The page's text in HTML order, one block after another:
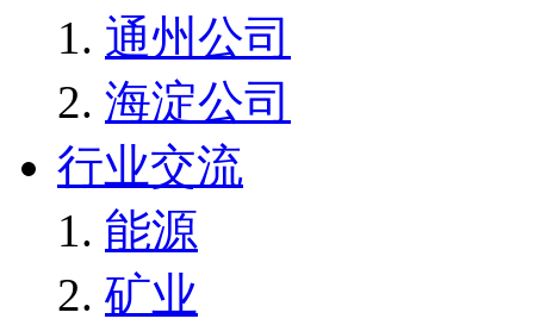
通州公司
海淀公司
行业交流
能源
矿业